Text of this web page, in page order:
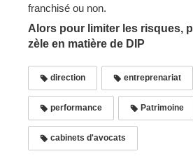
franchisé ou non.
Alors pour limiter les risques,
zèle en matière de DIP
direction entreprenariat
performance Patrimoine
cabinets d'avocats